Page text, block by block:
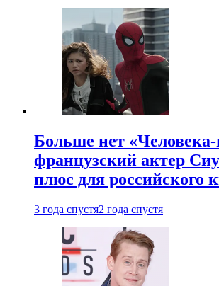
Больше нет «Человека-
французский актер
плюс для российского
3 года спустя2 года спустя